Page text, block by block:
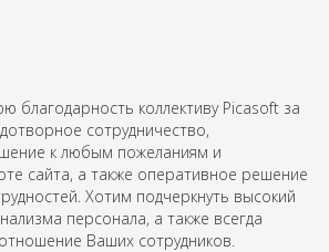
благодарность коллективу Picasoft за
сотрудничество,
к любым пожеланиям и
сайта, а также оперативное решение
Хотим подчеркнуть высокий
персонала, а также всегда
Ваших сотрудников.